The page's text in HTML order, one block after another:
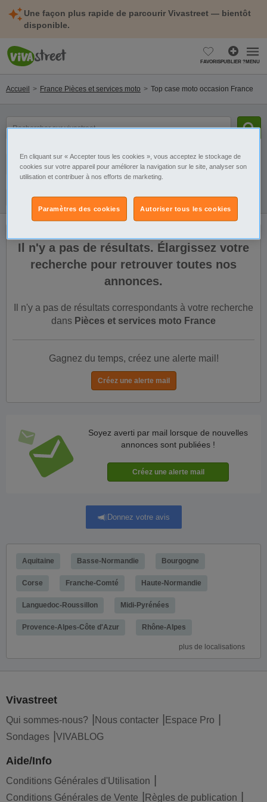
Une façon plus rapide de parcourir Vivastreet — bientôt
disponible.
FAVORISPUBLIER ?MENU
Accueil France Pièces et services moto Top case moto occasion France
un
Catégorie
Sélectionnez la localisation
Filtres Galerie Alerte
Il n'y a pas de résultats. Élargissez votre
recherche pour retrouver toutes nos
annonces.
Il n'y a pas de résultats correspondants à votre recherche
dans Pièces et services moto France
Gagnez du temps, créez une alerte mail!
Soyez averti par mail lorsque de nouvelles
annonces sont publiées !
Donnez votre avis
Aquitaine Basse-Normandie Bourgogne
Corse Franche-Comté Haute-Normandie
Languedoc-Roussillon Midi-Pyrénées
Provence-Alpes-Côte d'Azur Rhône-Alpes
plus de localisations
Vivastreet
Qui sommes-nous? Nous contacter
Espace Pro
Sondages
VIVABLOG
Aide/Info
Conditions Générales d'Utilisation
Conditions Générales de Vente
Règles de publication
En cliquant sur « Accepter tous les cookies », vous acceptez le stockage de
cookies sur votre appareil pour améliorer la navigation sur le site, analyser son
utilisation et contribuer à nos efforts de marketing.
Autoriser tous les cookies
Paramètres des cookies